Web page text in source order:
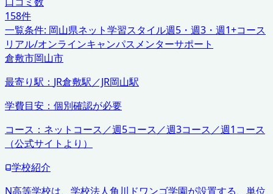
158件
一覧条件: 岡山県ネット学習スタイル週5・週3・週1+コース
リアル/オンラインキャンパスメンターサポート
倉敷市岡山市
最寄り駅： JR倉敷駅／JR岡山駅
学費目安： 個別確認が必要
コース： ネットコース／週5コース／週3コース／週1コース
（公式サイトより）
学校紹介
N高等学校は、学校法人角川ドワンゴ学園が設置する、単位